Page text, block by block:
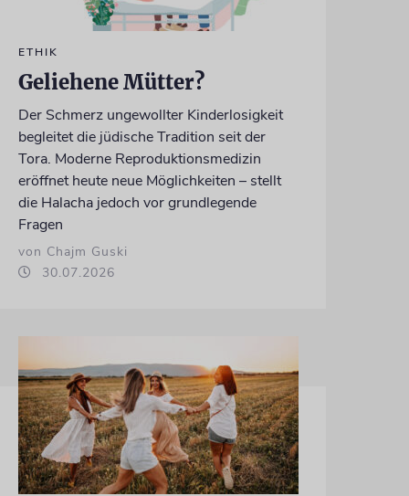
ETHIK
Geliehene Mütter?
Der Schmerz ungewollter Kinderlosigkeit
begleitet die jüdische Tradition seit der
Tora. Moderne Reproduktionsmedizin
eröffnet heute neue Möglichkeiten – stellt
die Halacha jedoch vor grundlegende
Fragen
von Chajm Guski
30.07.2026